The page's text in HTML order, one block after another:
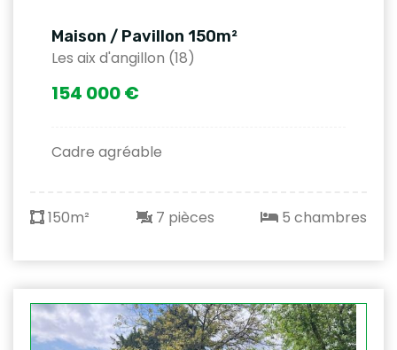
Maison / Pavillon 150m²
Les aix d'angillon (18)
154 000 €
Cadre agréable
150m² 7 pièces 5 chambres